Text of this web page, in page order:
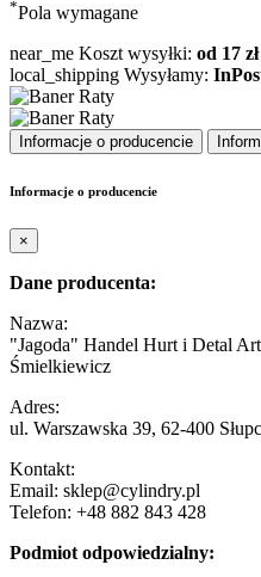
*Pola wymagane
near_me Koszt wysyłki: od 17 zł
local_shipping Wysyłamy:
Informacje o producencie
Informacje o producencie
×
Dane producenta:
Nazwa:
"Jagoda" Handel Hurt i Detal
Śmielkiewicz
Adres:
ul. Warszawska 39, 62-400
Kontakt:
Email: sklep@cylindry.pl
Telefon: +48 882 843 428
Podmiot odpowiedzialny: